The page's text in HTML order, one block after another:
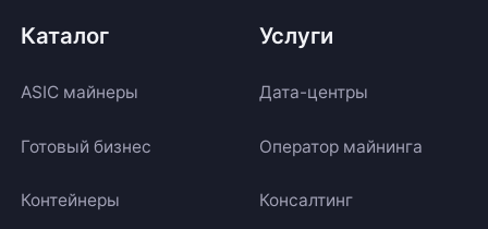
Каталог
ASIC майнеры
Готовый бизнес
Контейнеры
Услуги
Дата-центры
Оператор майнинга
Консалтинг